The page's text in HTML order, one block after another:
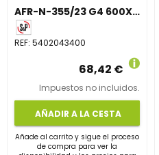
AFR-N-355/23 G4 600X425X48 MARCO METALICO
REF: 5402043400
68,42 €
Impuestos no incluidos.
AÑADIR A LA CESTA
Añade al carrito y sigue el proceso
de compra para ver la